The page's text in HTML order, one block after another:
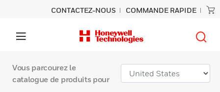
CONTACTEZ-NOUS COMMANDE RAPIDE
Vous parcourez le
catalogue de produits pour